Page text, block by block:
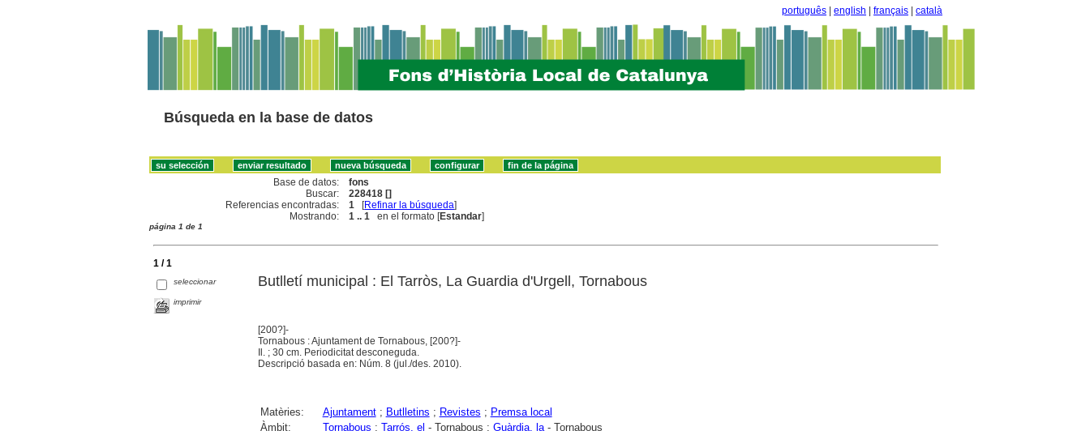
português english français català
Búsqueda en la base de datos
Base de datos:
fons
Buscar:
228418 []
Referencias encontradas:
1 [Refinar la búsqueda]
Mostrando:
1 .. 1 en el formato [Estandar]
página 1 de 1
1 / 1
seleccionar
imprimir
Butlletí municipal : El Tarròs, La Guardia d'Urgell, Tornabous
[200?]-
Tornabous : Ajuntament de Tornabous, [200?]-
Il. ; 30 cm. Periodicitat desconeguda.
Descripció basada en: Núm. 8 (jul./des. 2010).
Matèries: Ajuntament; Butlletins ; Revistes ; Premsa local
Àmbit:
Tornabous ; Tarrós, el - Tornabous ; Guàrdia, la- Tornabous